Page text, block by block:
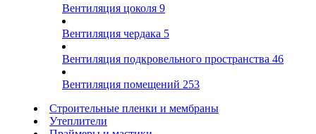
Вентиляция цоколя 9
Вентиляция чердака 5
Вентиляция подкровельного пространства 46
Вентиляция помещений 253
Строительные пленки и мембраны
Утеплители